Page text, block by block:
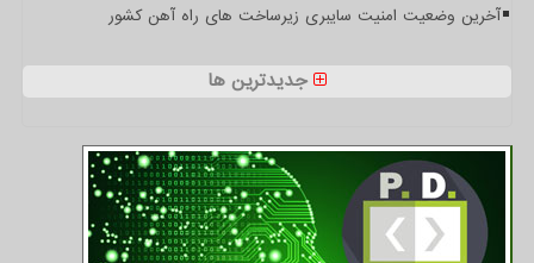
آخرین وضعیت امنیت سایبری زیرساخت های راه آهن کشور
جدیدترین ها